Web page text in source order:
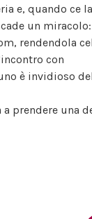
e, quando ce
un
rendendola
con
è invidioso
prendere una